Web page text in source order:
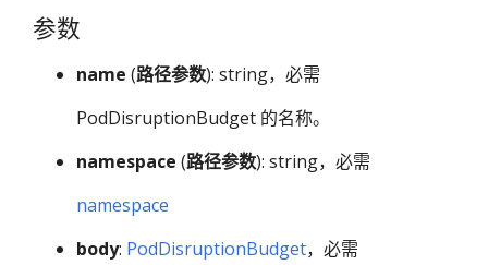
参数
name (路径参数): string，必需
PodDisruptionBudget 的名称。
namespace (路径参数): string，必需
namespace
body: PodDisruptionBudget，必需